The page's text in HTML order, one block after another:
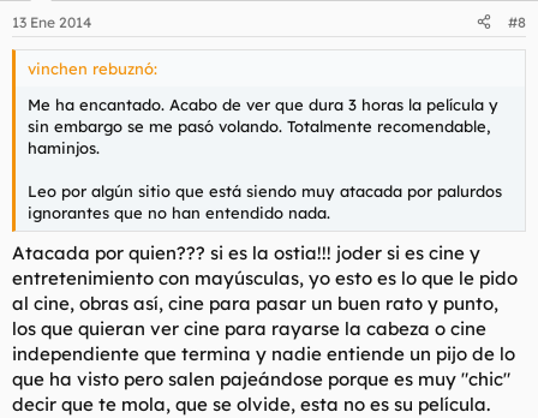
13 Ene 2014 #8
vinchen rebuznó:
Me ha encantado. Acabo de ver que dura 3 horas la película y
sin embargo se me pasó volando. Totalmente recomendable,
haminjos.
Leo por algún sitio que está siendo muy atacada por palurdos
ignorantes que no han entendido nada.
Atacada por quien??? si es la ostia!!! joder si es cine y
entretenimiento con mayúsculas, yo esto es lo que le pido
al cine, obras así, cine para pasar un buen rato y punto,
los que quieran ver cine para rayarse la cabeza o cine
independiente que termina y nadie entiende un pijo de lo
que ha visto pero salen pajeándose porque es muy "chic"
decir que te mola, que se olvide, esta no es su película.